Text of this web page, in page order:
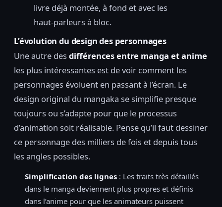
livre déjà montée, à fond et avec les
haut-parleurs à bloc.
L’évolution du design des personnages
Une autre des différences entre manga et anime
les plus intéressantes est de voir comment les
personnages évoluent en passant à l’écran. Le
design original du mangaka se simplifie presque
toujours ou s’adapte pour que le processus
d’animation soit réalisable. Pense qu’il faut dessiner
ce personnage des milliers de fois et depuis tous
les angles possibles.
Simplification des lignes : Les traits très détaillés
dans le manga deviennent plus propres et définis
dans l’anime pour que les animateurs puissent